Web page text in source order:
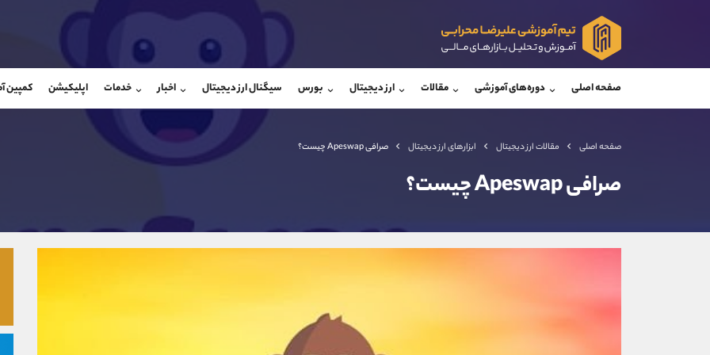
صفحه اصلی دوره‌های آموزشی مقالات ارز دیجیتال بورس سیگنال ارز دیجیتال اخبار خدمات اپلیکیشن کمپین
صفحه اصلی مقالات ارز دیجیتال ابزارهای ارز دیجیتال صرافی Apeswap چیست؟
صرافی Apeswap چیست؟
@Armteam_admin_104
شروع گفتگو
@Armteam_admin_103
103
واتساپ
تلگرام
داخلی
تلفن